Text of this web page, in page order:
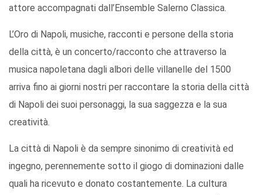
attore accompagnati dall’Ensemble Salerno Classica.
L’Oro di Napoli, musiche, racconti e persone della storia
della città, è un concerto/racconto che attraverso la
musica napoletana dagli albori delle villanelle del 1500
arriva fino ai giorni nostri per raccontare la storia della città
di Napoli dei suoi personaggi, la sua saggezza e la sua
creatività.
La città di Napoli è da sempre sinonimo di creatività ed
ingegno, perennemente sotto il giogo di dominazioni dalle
quali ha ricevuto e donato costantemente. La cultura